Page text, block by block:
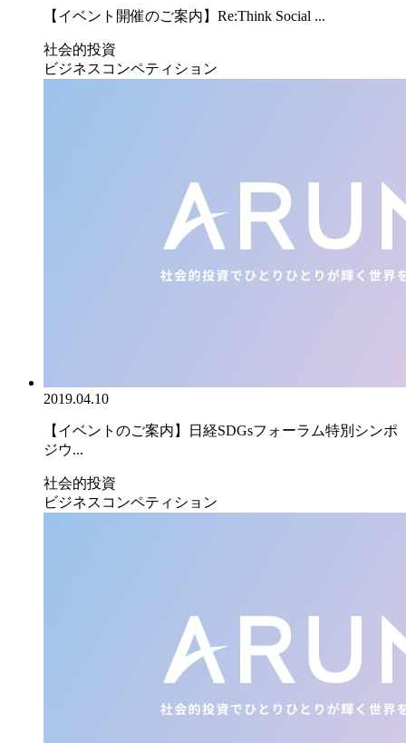
【イベント開催のご案内】Re:Think Social ...
社会的投資
ビジネスコンペティション
2019.04.10
【イベントのご案内】日経SDGsフォーラム特別シンポ
ジウ...
社会的投資
ビジネスコンペティション